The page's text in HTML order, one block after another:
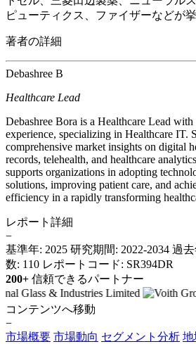
ピューティクス、ファイザーなどが挙
著者の詳細
Debashree B
Healthcare Lead
Debashree Bora is a Healthcare Lead
experience, specializing in Healthcare IT.
comprehensive market insights on digital
records, telehealth, and healthcare
supports organizations in adopting
solutions, improving patient care, and
efficiency in a rapidly transforming
レポート詳細
−
基準年: 2025 研究期間: 2022-2034 過去
数: 110 レポートコード: SR394DR
200+ 信頼できるパートナー
コンテンツへ移動
−
市場概要 市場動向 セグメント分析 地